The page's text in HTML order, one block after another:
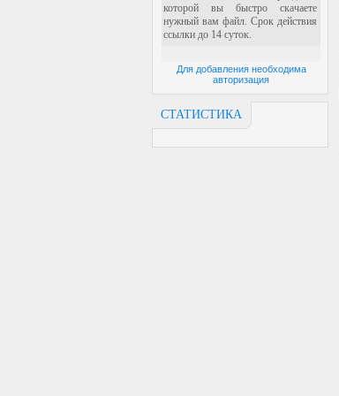
Для добавления необходима
авторизация
СТАТИСТИКА